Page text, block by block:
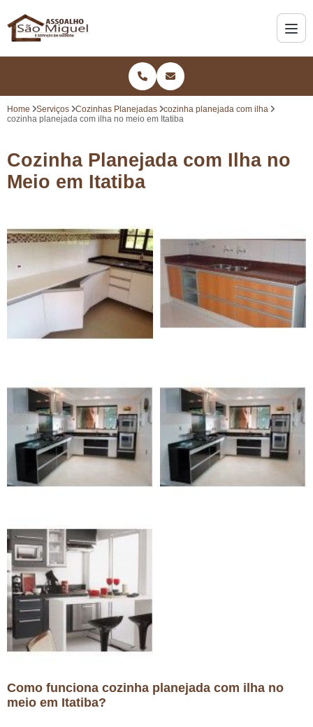
Home Serviços Cozinhas Planejadas
cozinha planejada com ilha
cozinha planejada com ilha no meio em Itatiba
Cozinha Planejada com Ilha no
Meio em Itatiba
Como funciona cozinha planejada com ilha no
meio em Itatiba?